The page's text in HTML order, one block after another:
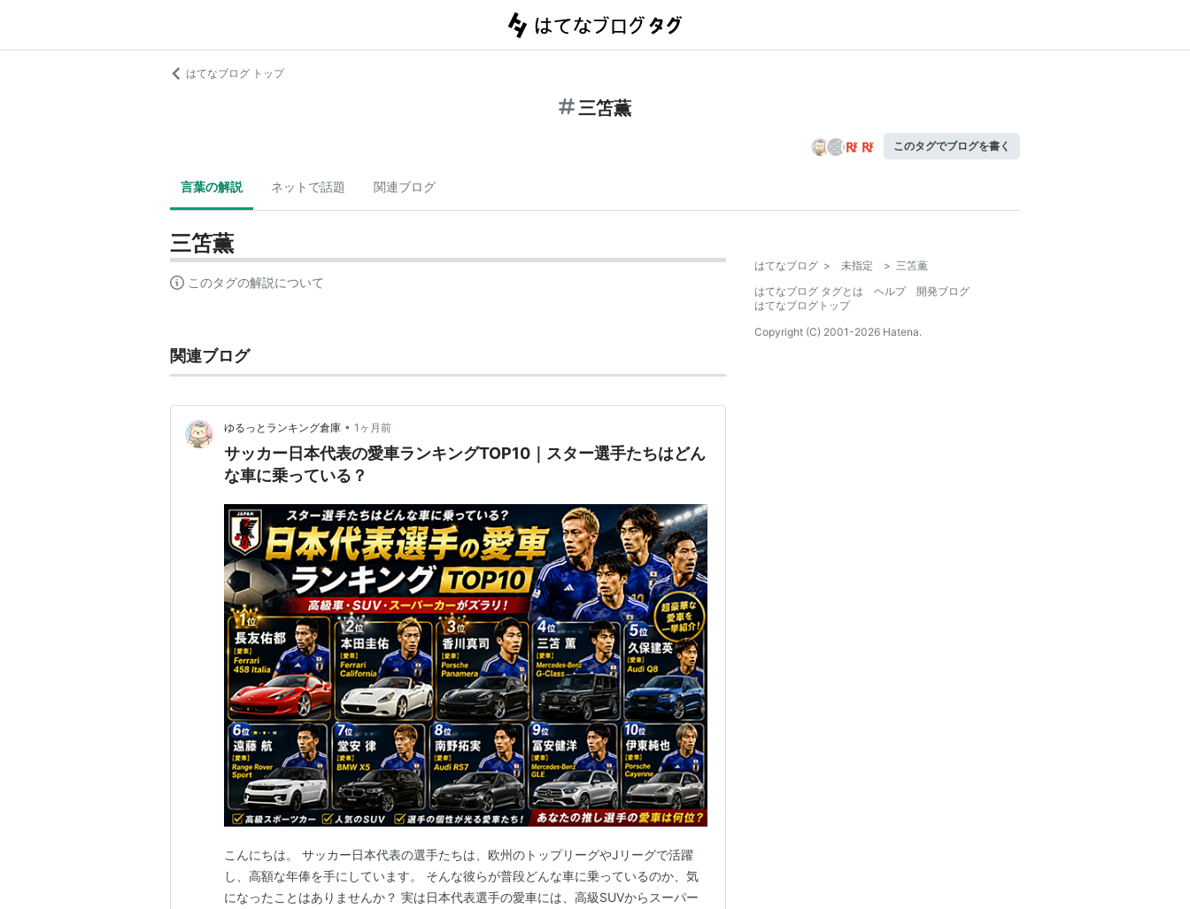
はてなブログ トップ
三笘薫
このタグでブログを書く
言葉の解説 ネットで話題 関連ブログ
三笘薫
このタグの解説について
関連ブログ
ゆるっとランキング倉庫 • 1ヶ月前
サッカー日本代表の愛車ランキングTOP10｜スター選手たちはどん
な車に乗っている？
こんにちは。 サッカー日本代表の選手たちは、欧州のトップリーグやJリーグで活躍
し、高額な年俸を手にしています。 そんな彼らが普段どんな車に乗っているのか、気
になったことはありませんか？ 実は日本代表選手の愛車には、高級SUVからスーパー
はてなブログ > 未指定 > 三笘薫
はてなブログ タグとは
ヘルプ
開発ブログ
はてなブログトップ
Copyright (C) 2001-2026 Hatena.